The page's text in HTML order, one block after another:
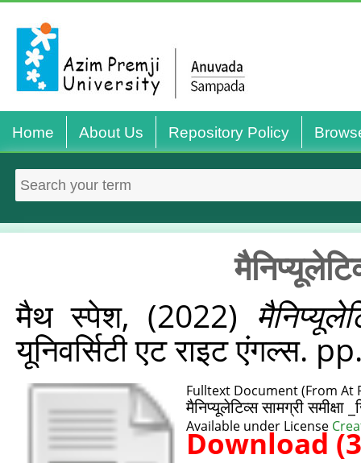
Home About Us Repository Policy
मैथ स्‍पेश, (2022)
यूनिवर्सिटी एट राइट एंगल्‍स.
Fulltext Document (From At
मैनिप्‍यूलेटिव्‍स सामग्री समीक्षा
Available under License
Download